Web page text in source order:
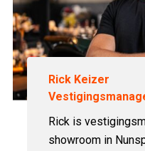
Rick Keizer
Rick is
showroom in